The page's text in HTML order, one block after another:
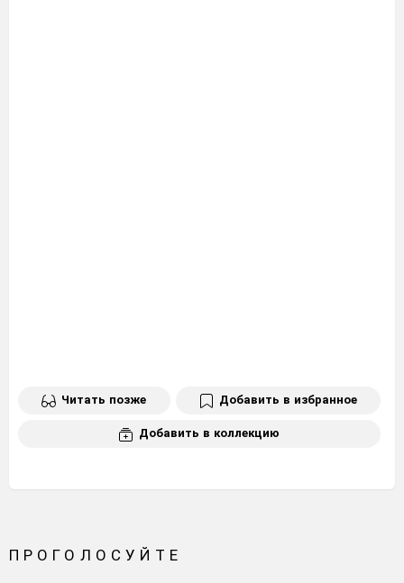
Читать позже Добавить в избранное
Добавить в коллекцию
ПРОГОЛОСУЙТЕ